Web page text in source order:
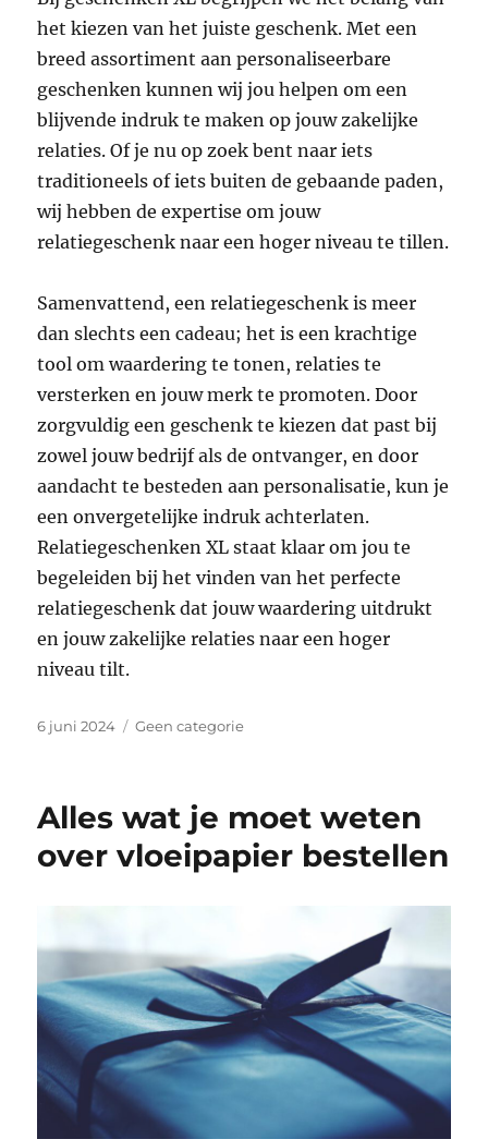
het kiezen van het juiste geschenk. Met een
breed assortiment aan personaliseerbare
geschenken kunnen wij jou helpen om een
blijvende indruk te maken op jouw zakelijke
relaties. Of je nu op zoek bent naar iets
traditioneels of iets buiten de gebaande paden,
wij hebben de expertise om jouw
relatiegeschenk naar een hoger niveau te tillen.
Samenvattend, een relatiegeschenk is meer
dan slechts een cadeau; het is een krachtige
tool om waardering te tonen, relaties te
versterken en jouw merk te promoten. Door
zorgvuldig een geschenk te kiezen dat past bij
zowel jouw bedrijf als de ontvanger, en door
aandacht te besteden aan personalisatie, kun je
een onvergetelijke indruk achterlaten.
Relatiegeschenken XL staat klaar om jou te
begeleiden bij het vinden van het perfecte
relatiegeschenk dat jouw waardering uitdrukt
en jouw zakelijke relaties naar een hoger
niveau tilt.
Geplaatst
6 juni 2024 Categorieën
Geen categorie
Alles wat je moet weten
over vloeipapier bestellen